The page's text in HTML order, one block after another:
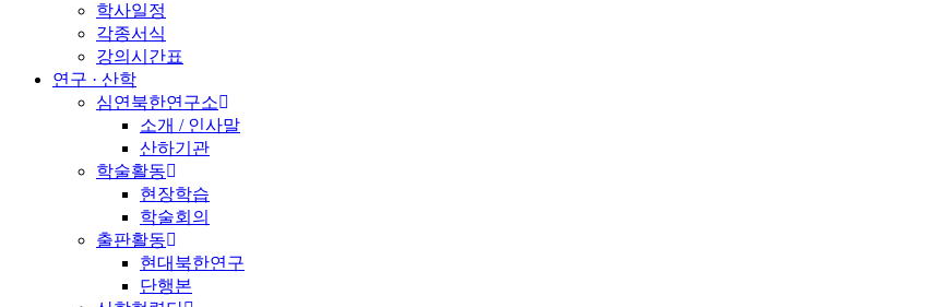
학사일정
각종서식
강의시간표
연구 · 산학
심연북한연구소
소개 / 인사말
산하기관
학술활동
현장학습
학술회의
출판활동
현대북한연구
단행본